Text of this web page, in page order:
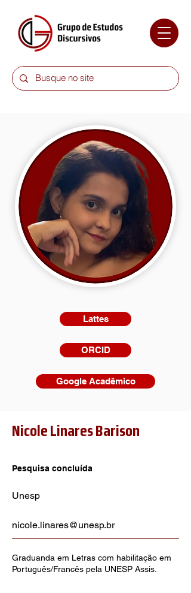
Lattes
ORCID
Google Acadêmico
Nicole Linares Barison
Pesquisa concluída
Unesp
nicole.linares@unesp.br
Graduanda em Letras com habilitação em
Português/Francês pela UNESP Assis.